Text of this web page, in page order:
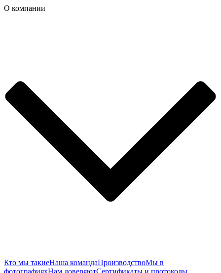
О компании
Кто мы такиеНаша командаПроизводствоМы в
фотографияхНам доверяютСертификаты и протоколы